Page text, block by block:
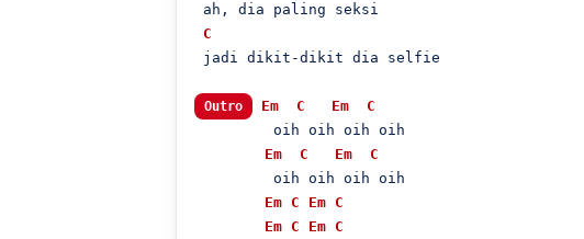
ah, dia paling seksi
C
jadi dikit-dikit dia selfie
Outro Em C Em
C
         oih oih oih oih
Em
C Em
C
         oih oih oih oih
Em C Em C
Em C Em C